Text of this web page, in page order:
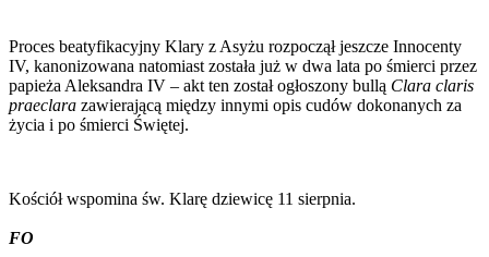
Proces beatyfikacyjny Klary z Asyżu rozpoczął jeszcze Innocenty
IV, kanonizowana natomiast została już w dwa lata po śmierci przez
papieża Aleksandra IV – akt ten został ogłoszony bullą Clara claris
praeclara zawierającą między innymi opis cudów dokonanych za
życia i po śmierci Świętej.
Kościół wspomina św. Klarę dziewicę 11 sierpnia.
FO